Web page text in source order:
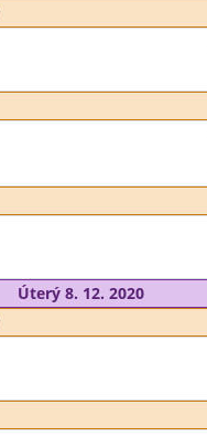
Úterý 8. 12. 2020